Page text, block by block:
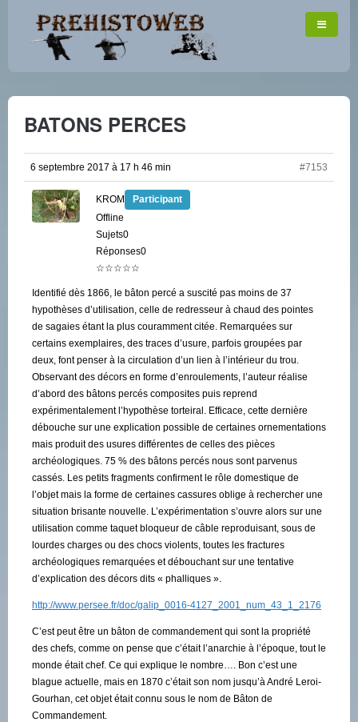
BATONS PERCES
6 septembre 2017 à 17 h 46 min #7153
KROM
Participant
Offline
Sujets0
Réponses0
☆☆☆☆☆
Identifié dès 1866, le bâton percé a suscité pas moins de 37
hypothèses d’utilisation, celle de redresseur à chaud des pointes
de sagaies étant la plus couramment citée. Remarquées sur
certains exemplaires, des traces d’usure, parfois groupées par
deux, font penser à la circulation d’un lien à l’intérieur du trou.
Observant des décors en forme d’enroulements, l’auteur réalise
d’abord des bâtons percés composites puis reprend
expérimentalement l’hypothèse torteiral. Efficace, cette dernière
débouche sur une explication possible de certaines ornementations
mais produit des usures différentes de celles des pièces
archéologiques. 75 % des bâtons percés nous sont parvenus
cassés. Les petits fragments confirment le rôle domestique de
l’objet mais la forme de certaines cassures oblige à rechercher une
situation brisante nouvelle. L’expérimentation s’ouvre alors sur une
utilisation comme taquet bloqueur de câble reproduisant, sous de
lourdes charges ou des chocs violents, toutes les fractures
archéologiques remarquées et débouchant sur une tentative
d’explication des décors dits « phalliques ».
http://www.persee.fr/doc/galip_0016-4127_2001_num_43_1_2176
C’est peut être un bâton de commandement qui sont la propriété
des chefs, comme on pense que c’était l’anarchie à l’époque, tout le
monde était chef. Ce qui explique le nombre…. Bon c’est une
blague actuelle, mais en 1870 c’était son nom jusqu’à André Leroi-
Gourhan, cet objet était connu sous le nom de Bâton de
Commandement.